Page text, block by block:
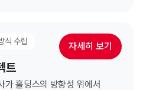
식 수립 자세히 보기
트
가 홀딩스의 방향성 위에서